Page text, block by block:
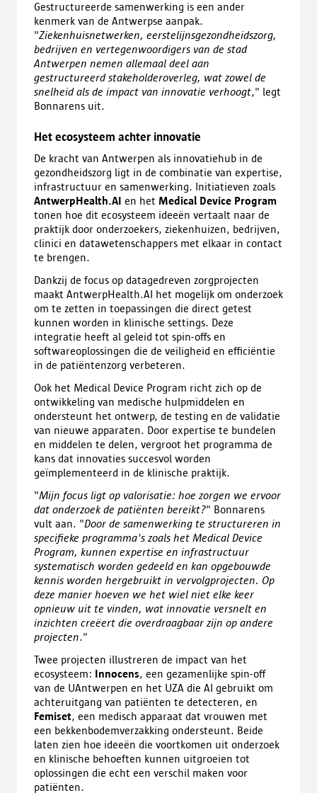
Gestructureerde samenwerking is een ander
kenmerk van de Antwerpse aanpak.
"Ziekenhuisnetwerken, eerstelijnsgezondheidszorg,
bedrijven en vertegenwoordigers van de stad
Antwerpen nemen allemaal deel aan
gestructureerd stakeholderoverleg, wat zowel de
snelheid als de impact van innovatie verhoogt," legt
Bonnarens uit.
Het ecosysteem achter innovatie
De kracht van Antwerpen als innovatiehub in de
gezondheidszorg ligt in de combinatie van expertise,
infrastructuur en samenwerking. Initiatieven zoals
AntwerpHealth.AI en het Medical Device Program
tonen hoe dit ecosysteem ideeën vertaalt naar de
praktijk door onderzoekers, ziekenhuizen, bedrijven,
clinici en datawetenschappers met elkaar in contact
te brengen.
Dankzij de focus op datagedreven zorgprojecten
maakt AntwerpHealth.AI het mogelijk om onderzoek
om te zetten in toepassingen die direct getest
kunnen worden in klinische settings. Deze
integratie heeft al geleid tot spin-offs en
softwareoplossingen die de veiligheid en efficiëntie
in de patiëntenzorg verbeteren.
Ook het Medical Device Program richt zich op de
ontwikkeling van medische hulpmiddelen en
ondersteunt het ontwerp, de testing en de validatie
van nieuwe apparaten. Door expertise te bundelen
en middelen te delen, vergroot het programma de
kans dat innovaties succesvol worden
geïmplementeerd in de klinische praktijk.
"Mijn focus ligt op valorisatie: hoe zorgen we ervoor
dat onderzoek de patiënten bereikt?" Bonnarens
vult aan. "Door de samenwerking te structureren in
specifieke programma's zoals het Medical Device
Program, kunnen expertise en infrastructuur
systematisch worden gedeeld en kan opgebouwde
kennis worden hergebruikt in vervolgprojecten. Op
deze manier hoeven we het wiel niet elke keer
opnieuw uit te vinden, wat innovatie versnelt en
inzichten creëert die overdraagbaar zijn op andere
projecten."
Twee projecten illustreren de impact van het
ecosysteem: Innocens, een gezamenlijke spin-off
van de UAntwerpen en het UZA die AI gebruikt om
achteruitgang van patiënten te detecteren, en
Femiset, een medisch apparaat dat vrouwen met
een bekkenbodemverzakking ondersteunt. Beide
laten zien hoe ideeën die voortkomen uit onderzoek
en klinische behoeften kunnen uitgroeien tot
oplossingen die echt een verschil maken voor
patiënten.